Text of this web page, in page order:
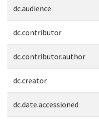
dc.audience
dc.contributor
dc.contributor.author
dc.creator
dc.date.accessioned